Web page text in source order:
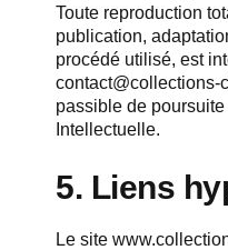
Toute reproduction
publication,
procédé utilisé, est
contact@collections-
passible de
Intellectuelle.
5. Liens
Le site